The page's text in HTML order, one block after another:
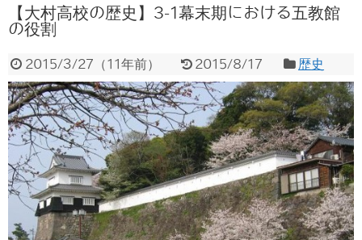
【大村高校の歴史】3-1幕末期における五教館
の役割
2015/3/27 （11年前） 2015/8/17 歴史